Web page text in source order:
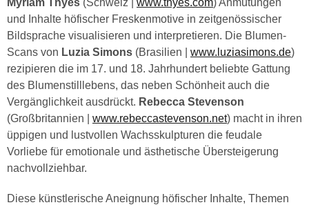
Myriam Thyes (Schweiz | www.thyes.com) Anmutungen
und Inhalte höfischer Freskenmotive in zeitgenössischer
Bildsprache visualisieren und interpretieren. Die Blumen-
Scans von Luzia Simons (Brasilien | www.luziasimons.de)
rezipieren die im 17. und 18. Jahrhundert beliebte Gattung
des Blumenstilllebens, das neben Schönheit auch die
Vergänglichkeit ausdrückt. Rebecca Stevenson
(Großbritannien | www.rebeccastevenson.net) macht in ihren
üppigen und lustvollen Wachsskulpturen die feudale
Vorliebe für emotionale und ästhetische Übersteigerung
nachvollziehbar.
Diese künstlerische Aneignung höfischer Inhalte, Themen